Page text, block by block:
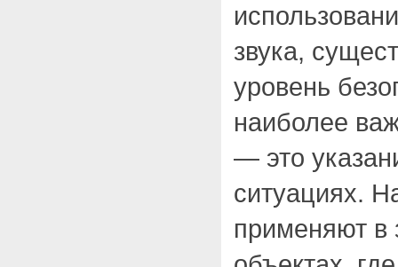
звука,
уровень
наиболее
— это
ситуациях.
применяют в